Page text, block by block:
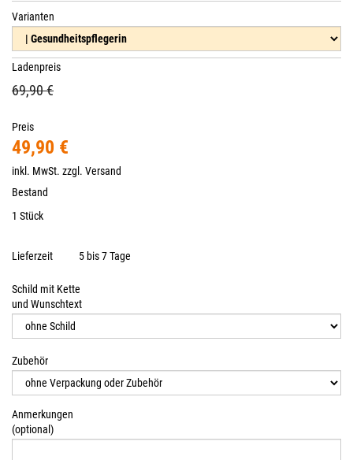
Varianten
Ladenpreis
69,90 €
Preis
49,90 €
inkl. MwSt. zzgl. Versand
Bestand
1 Stück
Lieferzeit 5 bis 7 Tage
Schild mit Kette
und Wunschtext
Zubehör
Anmerkungen
(optional)